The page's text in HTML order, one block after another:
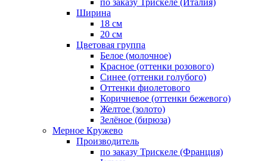
по заказу Трискеле (Италия)
Ширина
18 см
20 см
Цветовая группа
Белое (молочное)
Красное (оттенки розового)
Синее (оттенки голубого)
Оттенки фиолетового
Коричневое (оттенки бежевого)
Желтое (золото)
Зелёное (бирюза)
Мерное Кружево
Производитель
по заказу Трискеле (Франция)